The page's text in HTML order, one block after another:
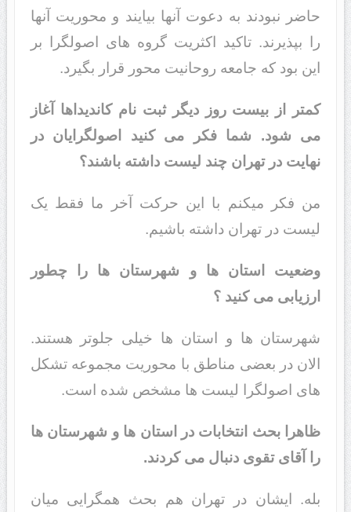
حاضر نبودند به دعوت آنها بیایند و محوریت آنها
را بپذیرند. تاکید اکثریت گروه های اصولگرا بر
این بود که جامعه روحانیت محور قرار بگیرد.
کمتر از بیست روز دیگر ثبت نام کاندیداها آغاز
می شود. شما فکر می کنید اصولگرایان در
نهایت در تهران چند لیست داشته باشند؟
من فکر میکنم با این حرکت آخر ما فقط یک
لیست در تهران داشته باشیم.
وضعیت استان ها و شهرستان ها را چطور
ارزیابی می کنید ؟
شهرستان ها و استان ها خیلی جلوتر هستند.
الان در بعضی مناطق با محوریت مجموعه تشکل
های اصولگرا لیست ها مشخص شده است.
ظاهرا بحث انتخابات در استان ها و شهرستان ها
را آقای تقوی دنبال می کردند.
بله. ایشان در تهران هم بحث همگرایی میان